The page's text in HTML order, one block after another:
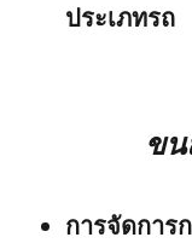
ประเภทรถ
ขน
การจัดการ